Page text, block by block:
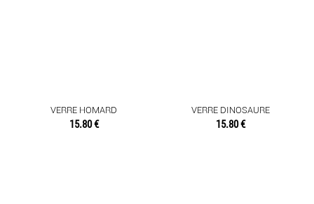
VERRE HOMARD
15.80 €
VERRE DINOSAURE
15.80 €